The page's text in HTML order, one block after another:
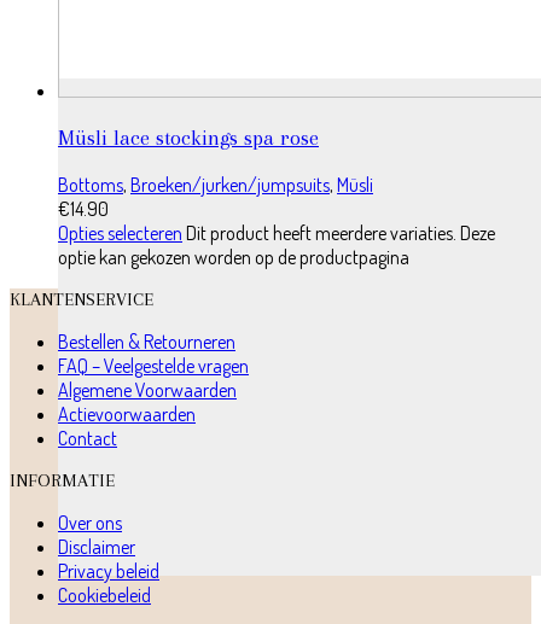
Müsli lace stockings spa rose
Bottoms, Broeken/jurken/jumpsuits, Müsli
€14.90
Opties selecteren Dit product heeft meerdere variaties. Deze
optie kan gekozen worden op de productpagina
KLANTENSERVICE
Bestellen & Retourneren
FAQ – Veelgestelde vragen
Algemene Voorwaarden
Actievoorwaarden
Contact
INFORMATIE
Over ons
Disclaimer
Privacy beleid
Cookiebeleid